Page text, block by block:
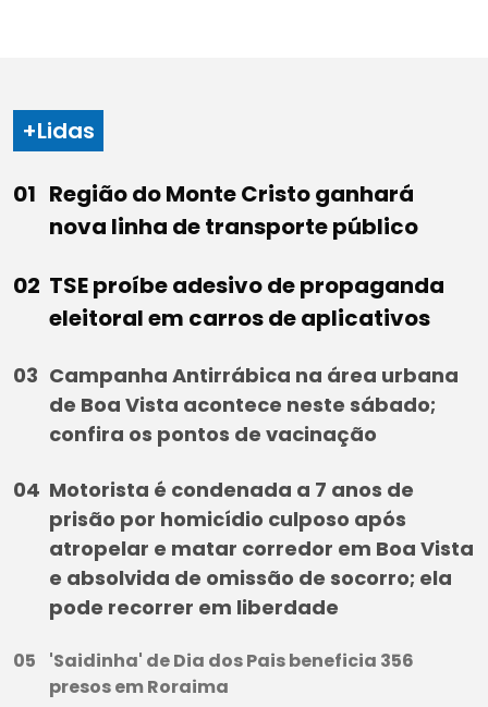
+Lidas
Região do Monte Cristo ganhará
nova linha de transporte público
TSE proíbe adesivo de propaganda
eleitoral em carros de aplicativos
Campanha Antirrábica na área urbana
de Boa Vista acontece neste sábado;
confira os pontos de vacinação
Motorista é condenada a 7 anos de
prisão por homicídio culposo após
atropelar e matar corredor em Boa Vista
e absolvida de omissão de socorro; ela
pode recorrer em liberdade
'Saidinha' de Dia dos Pais beneficia 356
presos em Roraima